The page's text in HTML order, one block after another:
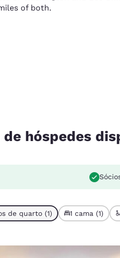
of both.
de hóspedes
de quarto (1) 1 cama (1)